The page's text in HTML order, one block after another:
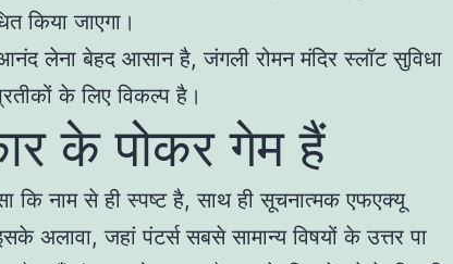
किया जाएगा।
लेना बेहद आसान है, जंगली रोमन मंदिर स्लॉट सुविधा
के लिए विकल्प है।
के पोकर गेम हैं
नाम से ही स्पष्ट है, साथ ही सूचनात्मक एफएक्यू
अलावा, जहां पंटर्स सबसे सामान्य विषयों के उत्तर पा